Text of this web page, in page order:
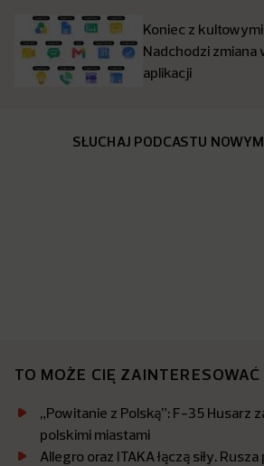
Koniec z
Nadchodzi zmiana
aplikacji
SŁUCHAJ PODCASTU
TO MOŻE CIĘ ZAINTERESOWAĆ
„Powitanie z Polską”: F-35 Husarz
polskimi miastami
Allegro oraz ITAKA łączą siły.